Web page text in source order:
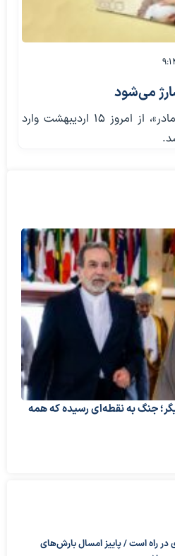
می‌شود
طرح حمایتی «کارت امید مادر»، از امروز ۱۵ اردیبهشت وارد
جنگ به نقطه‌ای رسیده که همه
در راه است / پاییز امسال بارش‌های